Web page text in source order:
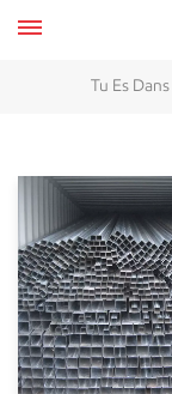
Tu Es Dans